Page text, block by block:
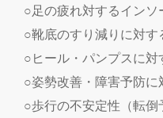
○足の疲れ対するインソ
○靴底のすり減りに対す
○ヒール・パンプスに対
○姿勢改善・障害予防に
○歩行の不安定性（転